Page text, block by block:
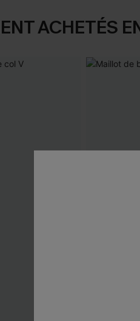
ACHETÉS